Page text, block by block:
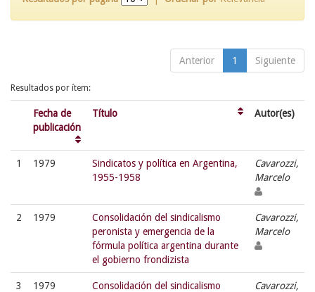
Anterior 1 Siguiente
Resultados por ítem:
Fecha de
publicación
Título Autor(es)
1 1979
Sindicatos y política en Argentina,
1955-1958
Cavarozzi,
Marcelo
2 1979
Consolidación del sindicalismo
peronista y emergencia de la
fórmula política argentina durante
el gobierno frondizista
Cavarozzi,
Marcelo
3 1979
Consolidación del sindicalismo
Cavarozzi,